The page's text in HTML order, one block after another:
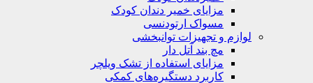
مزایای خمیر دندان کودک
مسواک ارتودنسی
لوازم و تجهیزات توانبخشی
مچ بند آتل دار
مزایای استفاده از تشک ویلچر
کاربرد دستگیره‌های کمکی